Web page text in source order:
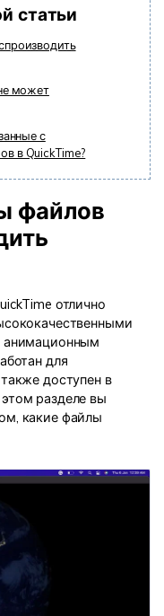
статьи
может
с
в QuickTime?
файлов
отлично
анимационным
для
доступен в
разделе вы
какие файлы